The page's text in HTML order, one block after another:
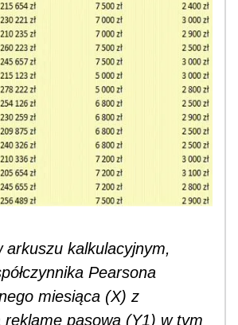
arkuszu kalkulacyjnym,
Pearsona
miesiąca (X) z
reklamę pasową (Y1) w tym